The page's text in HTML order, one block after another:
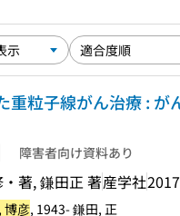
重粒子線がん治療 :
障害者向け資料あり
著, 鎌田正 著産学社
博彦, 1943- 鎌田, 正